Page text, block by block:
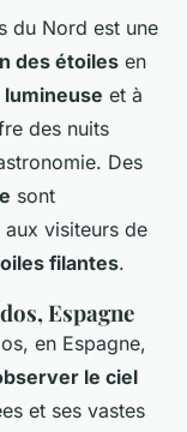
du Nord est une
des étoiles en
et à
des nuits
Des
sont
visiteurs de
filantes.
Espagne
en Espagne,
le ciel
et ses vastes